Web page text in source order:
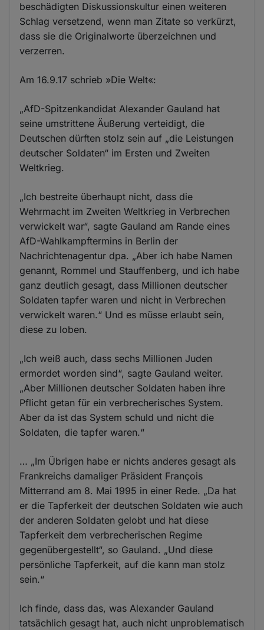
beschädigten Diskussionskultur einen weiteren
Schlag versetzend, wenn man Zitate so verkürzt,
dass sie die Originalworte überzeichnen und
verzerren.
Am 16.9.17 schrieb »Die Welt«:
„AfD-Spitzenkandidat Alexander Gauland hat
seine umstrittene Äußerung verteidigt, die
Deutschen dürften stolz sein auf „die Leistungen
deutscher Soldaten“ im Ersten und Zweiten
Weltkrieg.
„Ich bestreite überhaupt nicht, dass die
Wehrmacht im Zweiten Weltkrieg in Verbrechen
verwickelt war“, sagte Gauland am Rande eines
AfD-Wahlkampftermins in Berlin der
Nachrichtenagentur dpa. „Aber ich habe Namen
genannt, Rommel und Stauffenberg, und ich habe
ganz deutlich gesagt, dass Millionen deutscher
Soldaten tapfer waren und nicht in Verbrechen
verwickelt waren.“ Und es müsse erlaubt sein,
diese zu loben.
„Ich weiß auch, dass sechs Millionen Juden
ermordet worden sind“, sagte Gauland weiter.
„Aber Millionen deutscher Soldaten haben ihre
Pflicht getan für ein verbrecherisches System.
Aber da ist das System schuld und nicht die
Soldaten, die tapfer waren.“
… „Im Übrigen habe er nichts anderes gesagt als
Frankreichs damaliger Präsident François
Mitterrand am 8. Mai 1995 in einer Rede. „Da hat
er die Tapferkeit der deutschen Soldaten wie auch
der anderen Soldaten gelobt und hat diese
Tapferkeit dem verbrecherischen Regime
gegenübergestellt“, so Gauland. „Und diese
persönliche Tapferkeit, auf die kann man stolz
sein.“
Ich finde, dass das, was Alexander Gauland
tatsächlich gesagt hat, auch nicht unproblematisch